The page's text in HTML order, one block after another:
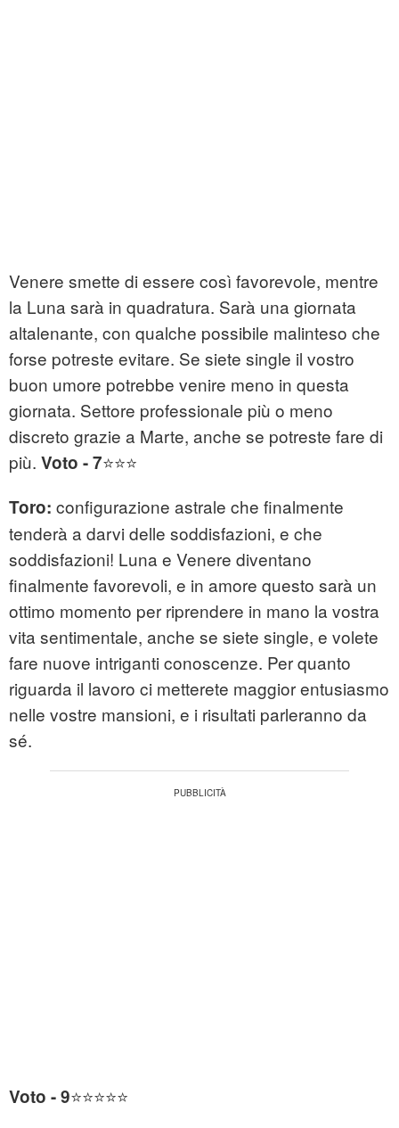
Venere smette di essere così favorevole, mentre
la Luna sarà in quadratura. Sarà una giornata
altalenante, con qualche possibile malinteso che
forse potreste evitare. Se siete single il vostro
buon umore potrebbe venire meno in questa
giornata. Settore professionale più o meno
discreto grazie a Marte, anche se potreste fare di
più. Voto - 7⭐⭐⭐
Toro: configurazione astrale che finalmente
tenderà a darvi delle soddisfazioni, e che
soddisfazioni! Luna e Venere diventano
finalmente favorevoli, e in amore questo sarà un
ottimo momento per riprendere in mano la vostra
vita sentimentale, anche se siete single, e volete
fare nuove intriganti conoscenze. Per quanto
riguarda il lavoro ci metterete maggior entusiasmo
nelle vostre mansioni, e i risultati parleranno da
sé.
Voto - 9⭐⭐⭐⭐⭐